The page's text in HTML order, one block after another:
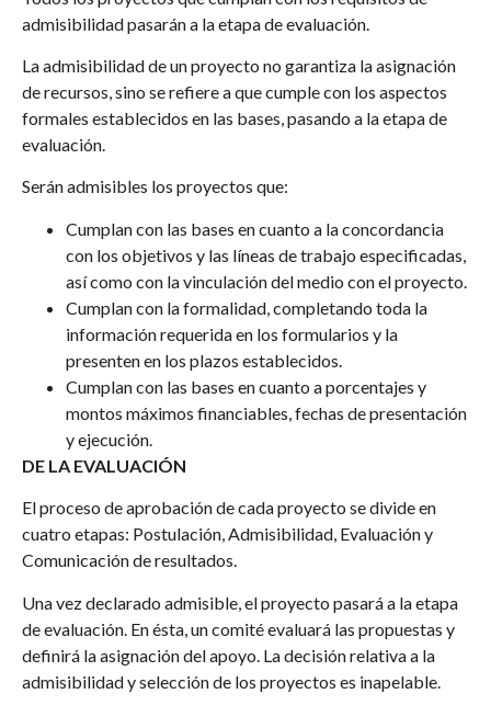
admisibilidad pasarán a la etapa de evaluación.
La admisibilidad de un proyecto no garantiza la asignación
de recursos, sino se refiere a que cumple con los aspectos
formales establecidos en las bases, pasando a la etapa de
evaluación.
Serán admisibles los proyectos que:
Cumplan con las bases en cuanto a la concordancia
con los objetivos y las líneas de trabajo especificadas,
así como con la vinculación del medio con el proyecto.
Cumplan con la formalidad, completando toda la
información requerida en los formularios y la
presenten en los plazos establecidos.
Cumplan con las bases en cuanto a porcentajes y
montos máximos financiables, fechas de presentación
y ejecución.
DE LA EVALUACIÓN
El proceso de aprobación de cada proyecto se divide en
cuatro etapas: Postulación, Admisibilidad, Evaluación y
Comunicación de resultados.
Una vez declarado admisible, el proyecto pasará a la etapa
de evaluación. En ésta, un comité evaluará las propuestas y
definirá la asignación del apoyo. La decisión relativa a la
admisibilidad y selección de los proyectos es inapelable.